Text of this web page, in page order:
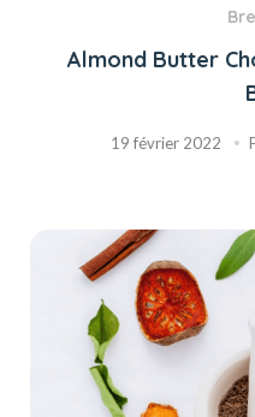
Almond Butter
19 février 2022